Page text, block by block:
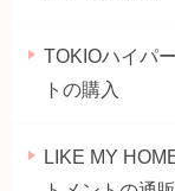
TOKIOハイパ
トの購入
LIKE MY